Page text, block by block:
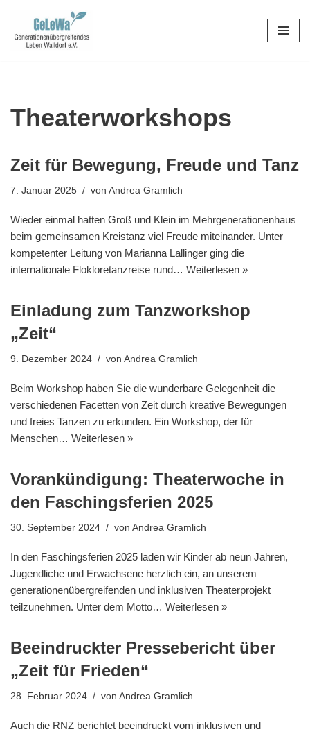
Zum
Theaterworkshops
Zeit für Bewegung, Freude und Tanz
7. Januar 2025 von Andrea Gramlich
Wieder einmal hatten Groß und Klein im Mehrgenerationenhaus
beim gemeinsamen Kreistanz viel Freude miteinander. Unter
kompetenter Leitung von Marianna Lallinger ging die
internationale Flokloretanzreise rund… Weiterlesen »
Einladung zum Tanzworkshop
„Zeit“
9. Dezember 2024 von Andrea Gramlich
Beim Workshop haben Sie die wunderbare Gelegenheit die
verschiedenen Facetten von Zeit durch kreative Bewegungen
und freies Tanzen zu erkunden. Ein Workshop, der für
Menschen… Weiterlesen »
Vorankündigung: Theaterwoche in
den Faschingsferien 2025
30. September 2024 von Andrea Gramlich
In den Faschingsferien 2025 laden wir Kinder ab neun Jahren,
Jugendliche und Erwachsene herzlich ein, an unserem
generationenübergreifenden und inklusiven Theaterprojekt
teilzunehmen. Unter dem Motto… Weiterlesen »
Beeindruckter Pressebericht über
„Zeit für Frieden“
28. Februar 2024 von Andrea Gramlich
Auch die RNZ berichtet beeindruckt vom inklusiven und